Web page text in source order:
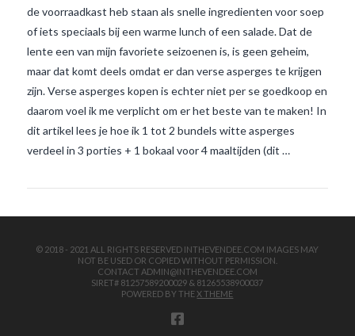
de voorraadkast heb staan als snelle ingredienten voor soep
of iets speciaals bij een warme lunch of een salade. Dat de
lente een van mijn favoriete seizoenen is, is geen geheim,
maar dat komt deels omdat er dan verse asperges te krijgen
zijn. Verse asperges kopen is echter niet per se goedkoop en
daarom voel ik me verplicht om er het beste van te maken! In
dit artikel lees je hoe ik 1 tot 2 bundels witte asperges
verdeel in 3 porties + 1 bokaal voor 4 maaltijden (dit …
© 2018 - 2021 ALL RIGHTS RESERVED INTHEVENDEE.COM IMAGES MAY
NOT BE USED OR COPIED WITHOUT PERMISSION.
CONTACT ADMIN@INTHEVENDEE.COM
SIRET# 81257589200029 & 81265538900037
POWERED BY THEX THEME